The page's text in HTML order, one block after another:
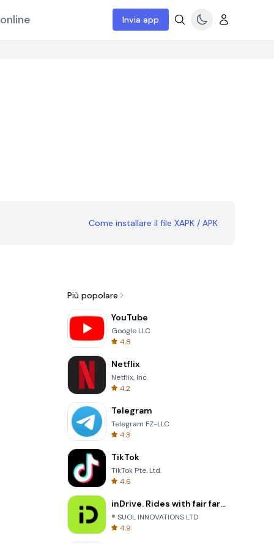
Invia app
Come installare il file XAPK / APK
Più popolare
YouTube
Google LLC
4.8
Netflix
Netflix, Inc.
4.2
Telegram
Telegram FZ-LLC
4.3
TikTok
TikTok Pte. Ltd.
4.6
inDrive. Rides with fair fares
® SUOL INNOVATIONS LTD
4.9